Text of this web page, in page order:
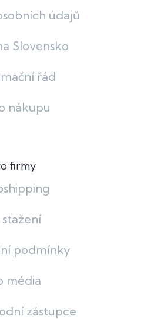
údajů
Slovensko
řád
nákupu
firmy
stažení
podmínky
média
zástupce